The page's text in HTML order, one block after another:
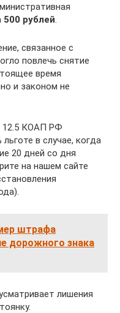
500 рублей.
связанное с
повлечь снятие
время
и законом не
12.5 КОАП РФ
в случае, когда
20 дней со дня
на нашем сайте
штрафа
дорожного знака
лишения